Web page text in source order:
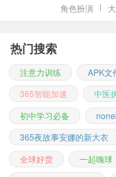
角色扮演
热门搜索
注意力训练 APK文
365智能加速
中医
初中学习必备
365夜故事安娜的新大衣
全球好货
一起嗨球